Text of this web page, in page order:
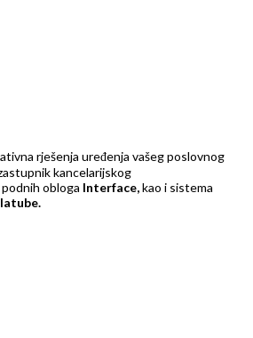
rješenja uređenja vašeg poslovnog
kancelarijskog
obloga Interface,kao i sistema